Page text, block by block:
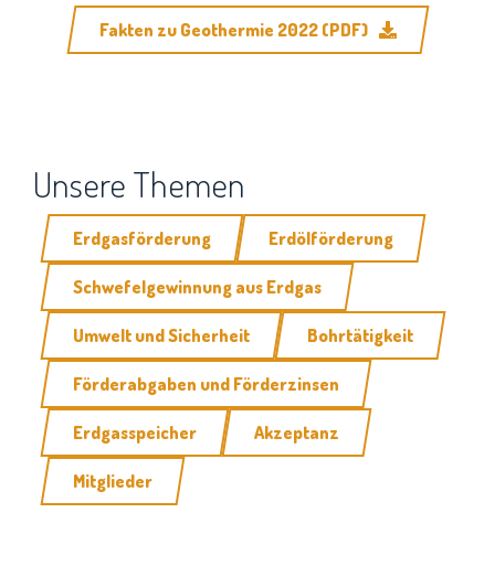
Fakten zu Geothermie 2022 (PDF)
Unsere Themen
Erdgasförderung Erdölförderung
Schwefelgewinnung aus Erdgas
Umwelt und Sicherheit Bohrtätigkeit
Förderabgaben und Förderzinsen
Erdgasspeicher Akzeptanz
Mitglieder